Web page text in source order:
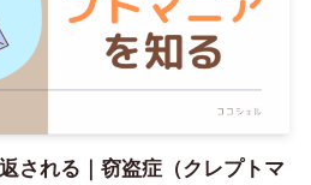
される｜窃盗症（クレプトマ